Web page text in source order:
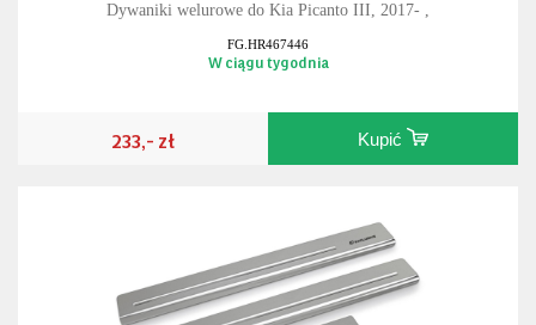
Dywaniki welurowe do Kia Picanto III, 2017- ,
FG.HR467446
W ciągu tygodnia
233,- zł Kupić